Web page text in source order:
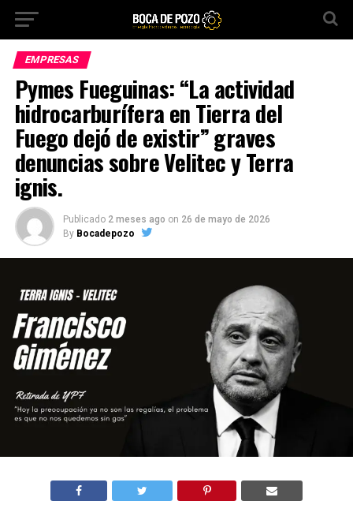
EMPRESAS
Pymes Fueguinas: “La actividad
hidrocarburífera en Tierra del
Fuego dejó de existir” graves
denuncias sobre Velitec y Terra
ignis.
Publicado 2 meses ago on 26 de mayo de 2026
By Bocadepozo